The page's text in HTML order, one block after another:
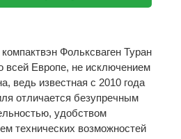
Фольксваген Туран
всей Европе, не исключением
ведь известная с 2010 года
отличается безупречным
удобством
технических возможностей